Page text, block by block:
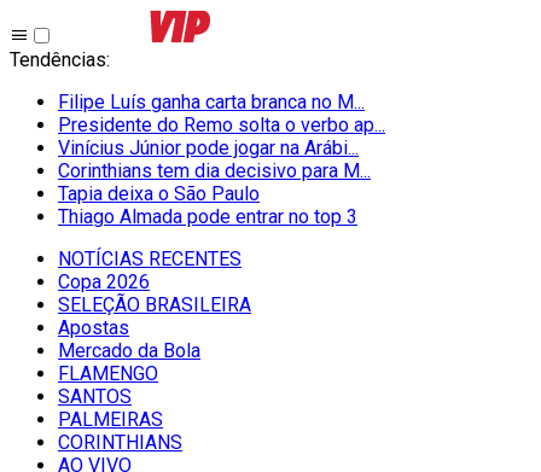
Tendências:
Filipe Luís ganha carta branca no M...
Presidente do Remo solta o verbo ap...
Vinícius Júnior pode jogar na Arábi...
Corinthians tem dia decisivo para M...
Tapia deixa o São Paulo
Thiago Almada pode entrar no top 3
NOTÍCIAS RECENTES
Copa 2026
SELEÇÃO BRASILEIRA
Apostas
Mercado da Bola
FLAMENGO
SANTOS
PALMEIRAS
CORINTHIANS
AO VIVO